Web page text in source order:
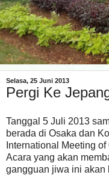
Selasa, 25 Juni 2013
Pergi Ke
Tanggal 5 Juli 2013
berada di Osaka dan
International Meeting
Acara yang akan
gangguan jiwa ini akan